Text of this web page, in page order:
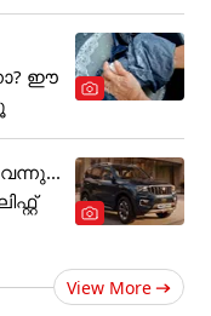
ഈ
View More